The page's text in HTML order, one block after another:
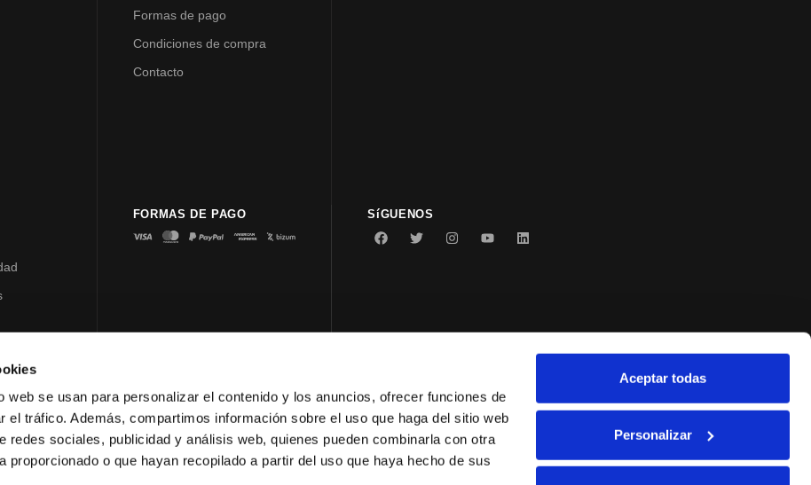
web se usan para personalizar el contenido y los anuncios, ofrecer funciones de
el tráfico. Además, compartimos información sobre el uso que haga del sitio web
redes sociales, publicidad y análisis web, quienes pueden combinarla con otra
proporcionado o que hayan recopilado a partir del uso que haya hecho de sus
Aceptar todas
Personalizar
Formas de pago
Condiciones de compra
Contacto
FORMAS DE PAGO SíGUENOS
© 2023 Conservas Serrats